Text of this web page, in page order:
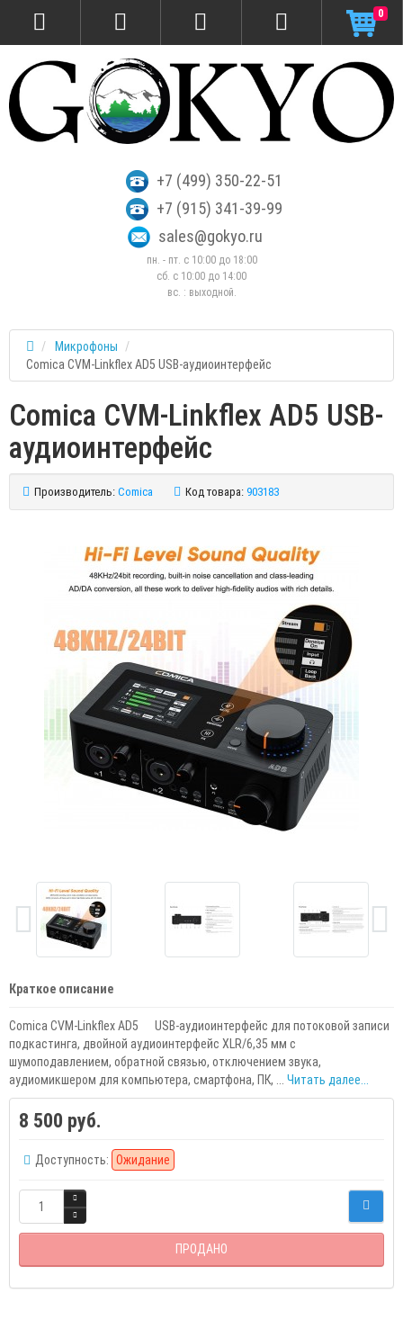
+7 (499) 350-22-51
+7 (915) 341-39-99
sales@gokyo.ru
пн. - пт. с 10:00 до 18:00
сб. c 10:00 до 14:00
вс. : выходной.
0
Микрофоны
Comica CVM-Linkflex AD5 USB-аудиоинтерфейс
Comica CVM-Linkflex AD5 USB-
аудиоинтерфейс
Производитель: Comica Код товара: 903183
Краткое описание
Comica CVM-Linkflex AD5 USB-аудиоинтерфейс для потоковой записи
подкастинга, двойной аудиоинтерфейс XLR/6,35 мм с
шумоподавлением, обратной связью, отключением звука,
аудиомикшером для компьютера, смартфона, ПК, ... Читать далее...
8 500 руб.
Доступность: Ожидание
ПРОДАНО